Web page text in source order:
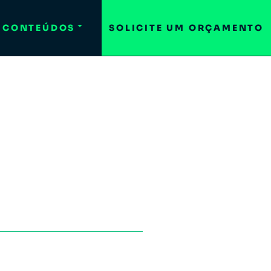
CONTEÚDOS SOLICITE UM ORÇAMENTO